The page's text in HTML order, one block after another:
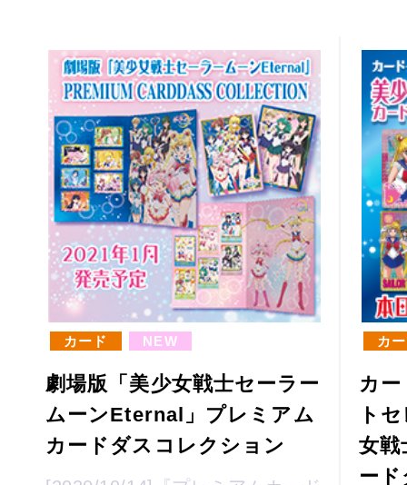
カード NEW
劇場版「美少女戦士セーラー
ムーンEternal」プレミアム
カードダスコレクション
カ
カ
ト
女
ー